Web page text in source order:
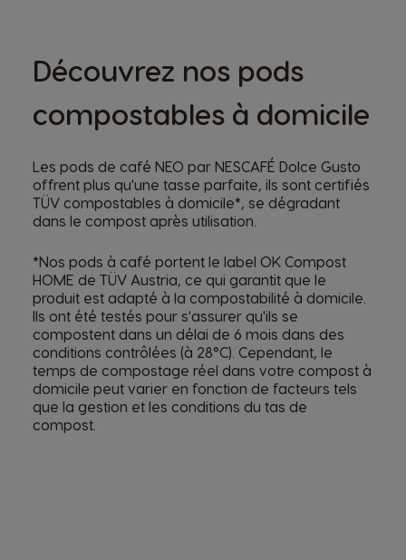
Découvrez nos pods
compostables à domicile
Les pods de café NEO par NESCAFÉ Dolce Gusto
offrent plus qu'une tasse parfaite, ils sont certifiés
TÜV compostables à domicile*, se dégradant
dans le compost après utilisation.
*Nos pods à café portent le label OK Compost
HOME de TÜV Austria, ce qui garantit que le
produit est adapté à la compostabilité à domicile.
Ils ont été testés pour s'assurer qu'ils se
compostent dans un délai de 6 mois dans des
conditions contrôlées (à 28°C). Cependant, le
temps de compostage réel dans votre compost à
domicile peut varier en fonction de facteurs tels
que la gestion et les conditions du tas de
compost.